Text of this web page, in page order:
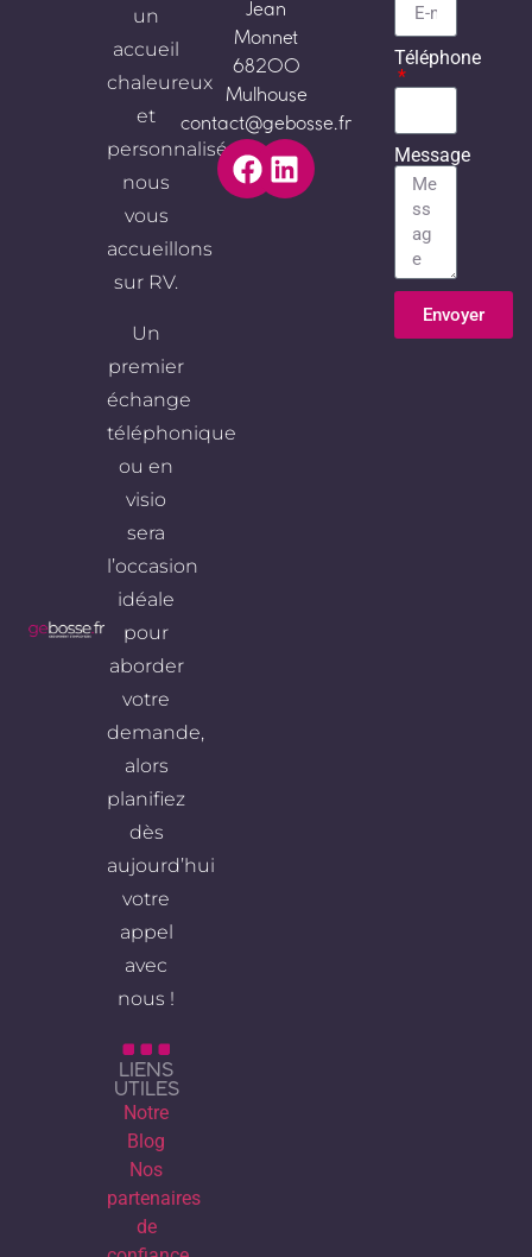
un
accueil
chaleureux
et
personnalisé,
nous
vous
accueillons
sur RV.
Un
premier
échange
téléphonique
ou en
visio
sera
l’occasion
idéale
pour
aborder
votre
demande,
alors
planifiez
dès
aujourd’hui
votre
appel
avec
nous !
LIENS
UTILES
Notre
Blog
Nos
partenaires
de
Jean
Monnet
68200
Mulhouse
contact@gebosse.fr
Téléphone
Message
Envoyer